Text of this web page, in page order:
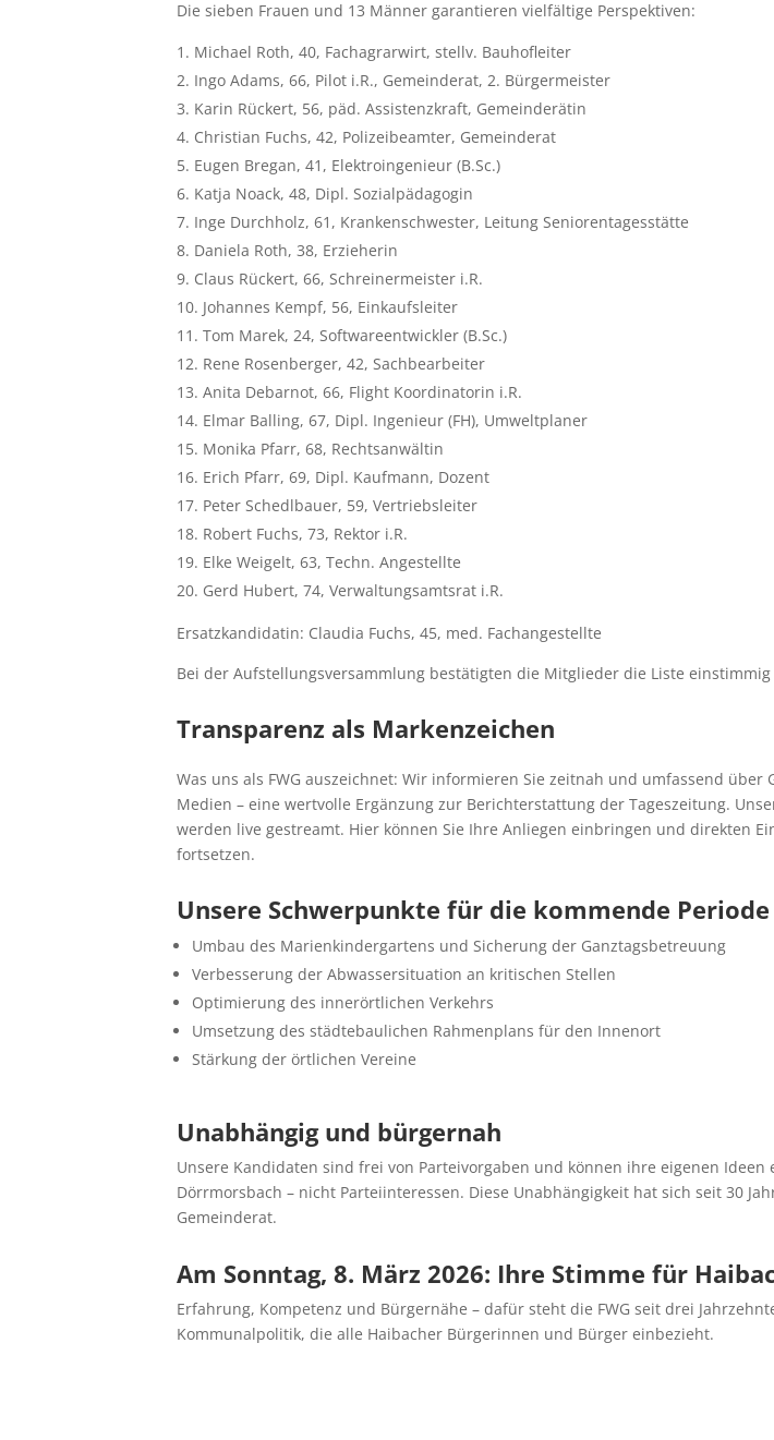
Die sieben Frauen und 13 Männer garantieren vielfältige Perspektiven:
Michael Roth, 40, Fachagrarwirt, stellv. Bauhofleiter
Ingo Adams, 66, Pilot i.R., Gemeinderat, 2. Bürgermeister
Karin Rückert, 56, päd. Assistenzkraft, Gemeinderätin
Christian Fuchs, 42, Polizeibeamter, Gemeinderat
Eugen Bregan, 41, Elektroingenieur (B.Sc.)
Katja Noack, 48, Dipl. Sozialpädagogin
Inge Durchholz, 61, Krankenschwester, Leitung Seniorentagesstätte
Daniela Roth, 38, Erzieherin
Claus Rückert, 66, Schreinermeister i.R.
Johannes Kempf, 56, Einkaufsleiter
Tom Marek, 24, Softwareentwickler (B.Sc.)
Rene Rosenberger, 42, Sachbearbeiter
Anita Debarnot, 66, Flight Koordinatorin i.R.
Elmar Balling, 67, Dipl. Ingenieur (FH), Umweltplaner
Monika Pfarr, 68, Rechtsanwältin
Erich Pfarr, 69, Dipl. Kaufmann, Dozent
Peter Schedlbauer, 59, Vertriebsleiter
Robert Fuchs, 73, Rektor i.R.
Elke Weigelt, 63, Techn. Angestellte
Gerd Hubert, 74, Verwaltungsamtsrat i.R.
Ersatzkandidatin: Claudia Fuchs, 45, med. Fachangestellte
Bei der Aufstellungsversammlung bestätigten die Mitglieder die Liste
Transparenz als Markenzeichen
Was uns als FWG auszeichnet: Wir informieren Sie zeitnah und umfassend
Medien – eine wertvolle Ergänzung zur Berichterstattung der Tageszeitung.
werden live gestreamt. Hier können Sie Ihre Anliegen einbringen und direkten
fortsetzen.
Unsere Schwerpunkte für die kommende Periode
Umbau des Marienkindergartens und Sicherung der Ganztagsbetreuung
Verbesserung der Abwassersituation an kritischen Stellen
Optimierung des innerörtlichen Verkehrs
Umsetzung des städtebaulichen Rahmenplans für den Innenort
Stärkung der örtlichen Vereine
Unabhängig und bürgernah
Unsere Kandidaten sind frei von Parteivorgaben und können ihre eigenen
Dörrmorsbach – nicht Parteiinteressen. Diese Unabhängigkeit hat sich seit 30
Gemeinderat.
Am Sonntag, 8. März 2026: Ihre Stimme für
Erfahrung, Kompetenz und Bürgernähe – dafür steht die FWG seit drei
Kommunalpolitik, die alle Haibacher Bürgerinnen und Bürger einbezieht.